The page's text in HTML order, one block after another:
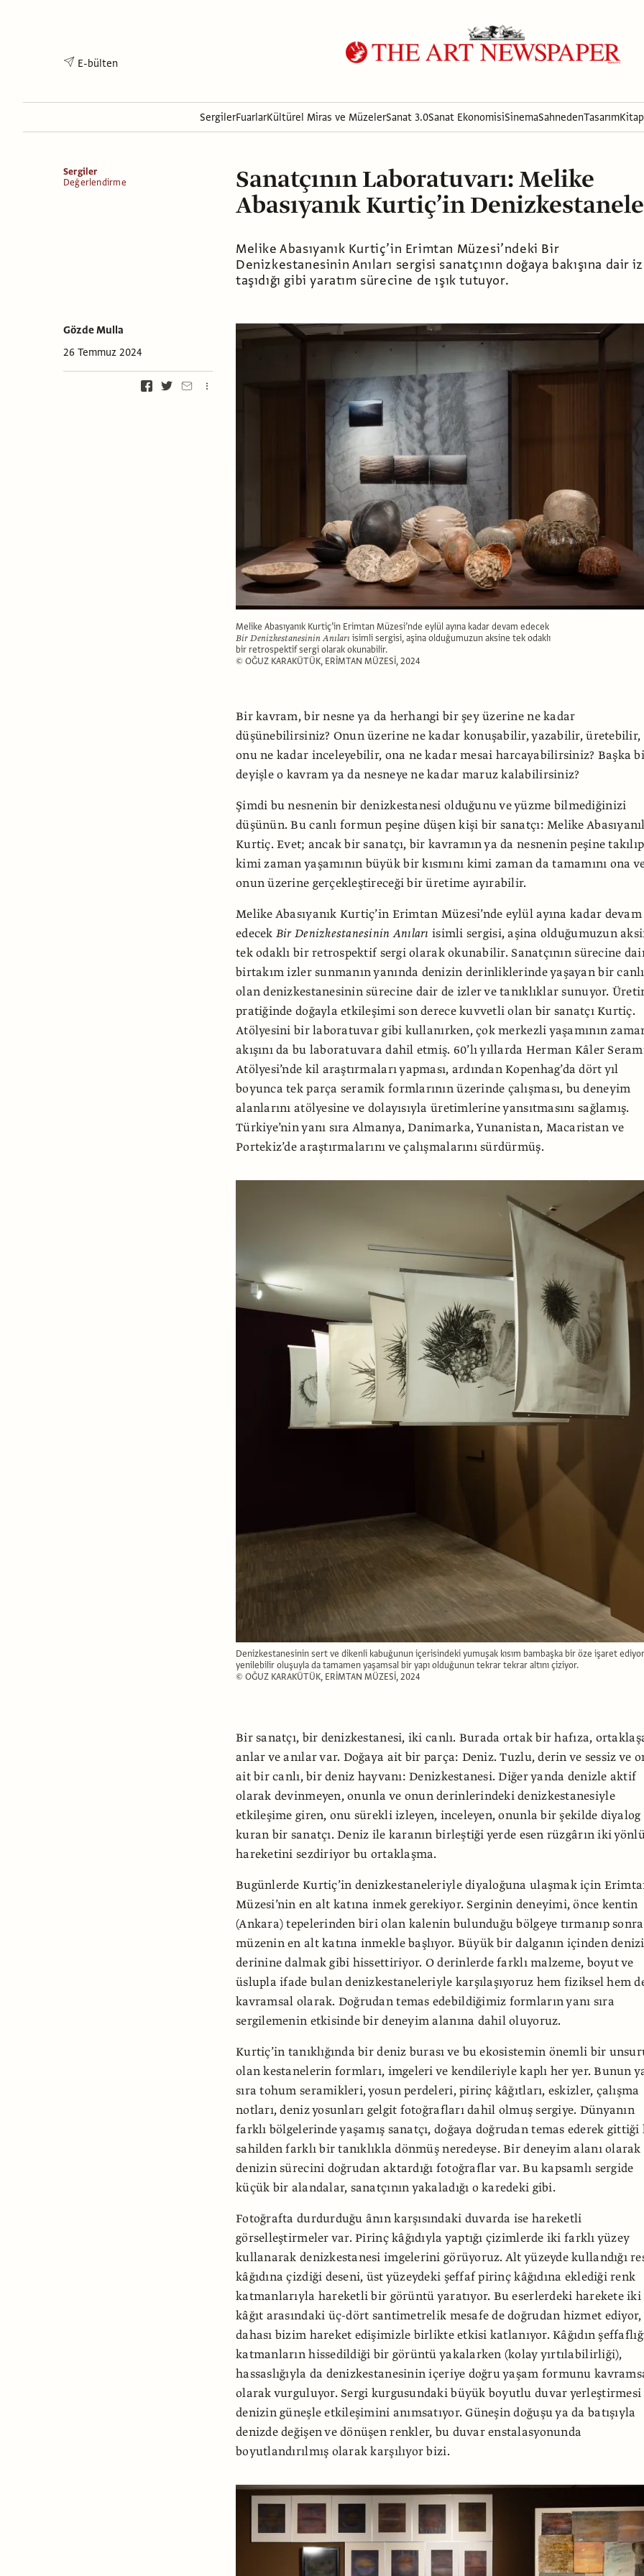
E-bülten
SergilerFuarlarKültürel Miras ve MüzelerSanat 3.0Sanat EkonomisiSinemaSahnedenTasarımKitap
Sergiler
Değerlendirme
Sanatçının Laboratuvarı: Melike
Abasıyanık Kurtiç’in
Melike Abasıyanık Kurtiç’in Erimtan Müzesi’ndeki Bir
Denizkestanesinin Anıları sergisi sanatçının doğaya bakışına dair
taşıdığı gibi yaratım sürecine de ışık tutuyor.
Gözde Mulla
26 Temmuz 2024
Melike Abasıyanık Kurtiç’in Erimtan Müzesi’nde eylül ayına kadar devam edecek
Bir Denizkestanesinin Anılarıisimli sergisi, aşina olduğumuzun aksine tek odaklı
bir retrospektif sergi olarak okunabilir.
© OĞUZ KARAKÜTÜK, ERİMTAN MÜZESİ, 2024
Bir kavram, bir nesne ya da herhangi bir şey üzerine ne kadar
düşünebilirsiniz? Onun üzerine ne kadar konuşabilir, yazabilir, üretebilir,
onu ne kadar inceleyebilir, ona ne kadar mesai harcayabilirsiniz? Başka
deyişle o kavram ya da nesneye ne kadar maruz kalabilirsiniz?
Şimdi bu nesnenin bir denizkestanesi olduğunu ve yüzme bilmediğinizi
düşünün. Bu canlı formun peşine düşen kişi bir sanatçı: Melike
Kurtiç. Evet; ancak bir sanatçı, bir kavramın ya da nesnenin peşine takılıp
kimi zaman yaşamının büyük bir kısmını kimi zaman da tamamını ona
onun üzerine gerçekleştireceği bir üretime ayırabilir.
Melike Abasıyanık Kurtiç’in Erimtan Müzesi’nde eylül ayına kadar devam
edecek Bir Denizkestanesinin Anıları isimli sergisi, aşina olduğumuzun
tek odaklı bir retrospektif sergi olarak okunabilir. Sanatçının sürecine
birtakım izler sunmanın yanında denizin derinliklerinde yaşayan bir canlı
olan denizkestanesinin sürecine dair de izler ve tanıklıklar sunuyor.
pratiğinde doğayla etkileşimi son derece kuvvetli olan bir sanatçı Kurtiç.
Atölyesini bir laboratuvar gibi kullanırken, çok merkezli yaşamının
akışını da bu laboratuvara dahil etmiş. 60’lı yıllarda Herman Kâler
Atölyesi’nde kil araştırmaları yapması, ardından Kopenhag’da dört yıl
boyunca tek parça seramik formlarının üzerinde çalışması, bu deneyim
alanlarını atölyesine ve dolayısıyla üretimlerine yansıtmasını sağlamış.
Türkiye’nin yanı sıra Almanya, Danimarka, Yunanistan, Macaristan ve
Portekiz’de araştırmalarını ve çalışmalarını sürdürmüş.
Denizkestanesinin sert ve dikenli kabuğunun içerisindeki yumuşak kısım bambaşka bir öze işaret
yenilebilir oluşuyla da tamamen yaşamsal bir yapı olduğunun tekrar tekrar altını çiziyor.
© OĞUZ KARAKÜTÜK, ERİMTAN MÜZESİ, 2024
Bir sanatçı, bir denizkestanesi, iki canlı. Burada ortak bir hafıza,
anlar ve anılar var. Doğaya ait bir parça: Deniz. Tuzlu, derin ve sessiz ve
ait bir canlı, bir deniz hayvanı: Denizkestanesi. Diğer yanda denizle aktif
olarak devinmeyen, onunla ve onun derinlerindeki denizkestanesiyle
etkileşime giren, onu sürekli izleyen, inceleyen, onunla bir şekilde diyalog
kuran bir sanatçı. Deniz ile karanın birleştiği yerde esen rüzgârın iki
hareketini sezdiriyor bu ortaklaşma.
Bugünlerde Kurtiç’in denizkestaneleriyle diyaloğuna ulaşmak için
Müzesi’nin en alt katına inmek gerekiyor. Serginin deneyimi, önce kentin
(Ankara) tepelerinden biri olan kalenin bulunduğu bölgeye tırmanıp sonra
müzenin en alt katına inmekle başlıyor. Büyük bir dalganın içinden
derinine dalmak gibi hissettiriyor. O derinlerde farklı malzeme, boyut ve
üslupla ifade bulan denizkestaneleriyle karşılaşıyoruz hem fiziksel hem
kavramsal olarak. Doğrudan temas edebildiğimiz formların yanı sıra
sergilemenin etkisinde bir deneyim alanına dahil oluyoruz.
Kurtiç’in tanıklığında bir deniz burası ve bu ekosistemin önemli bir
olan kestanelerin formları, imgeleri ve kendileriyle kaplı her yer. Bunun
sıra tohum seramikleri, yosun perdeleri, pirinç kâğıtları, eskizler, çalışma
notları, deniz yosunları gelgit fotoğrafları dahil olmuş sergiye. Dünyanın
farklı bölgelerinde yaşamış sanatçı, doğaya doğrudan temas ederek gittiği
sahilden farklı bir tanıklıkla dönmüş neredeyse. Bir deneyim alanı olarak
denizin sürecini doğrudan aktardığı fotoğraflar var. Bu kapsamlı sergide
küçük bir alandalar, sanatçının yakaladığı o karedeki gibi.
Fotoğrafta durdurduğu ânın karşısındaki duvarda ise hareketli
görselleştirmeler var. Pirinç kâğıdıyla yaptığı çizimlerde iki farklı yüzey
kullanarak denizkestanesi imgelerini görüyoruz. Alt yüzeyde kullandığı
kâğıdına çizdiği deseni, üst yüzeydeki şeffaf pirinç kâğıdına eklediği renk
katmanlarıyla hareketli bir görüntü yaratıyor. Bu eserlerdeki harekete iki
kâğıt arasındaki üç-dört santimetrelik mesafe de doğrudan hizmet ediyor,
dahası bizim hareket edişimizle birlikte etkisi katlanıyor. Kâğıdın
katmanların hissedildiği bir görüntü yakalarken (kolay yırtılabilirliği),
hassaslığıyla da denizkestanesinin içeriye doğru yaşam formunu
olarak vurguluyor. Sergi kurgusundaki büyük boyutlu duvar yerleştirmesi
denizin güneşle etkileşimini anımsatıyor. Güneşin doğuşu ya da batışıyla
denizde değişen ve dönüşen renkler, bu duvar enstalasyonunda
boyutlandırılmış olarak karşılıyor bizi.